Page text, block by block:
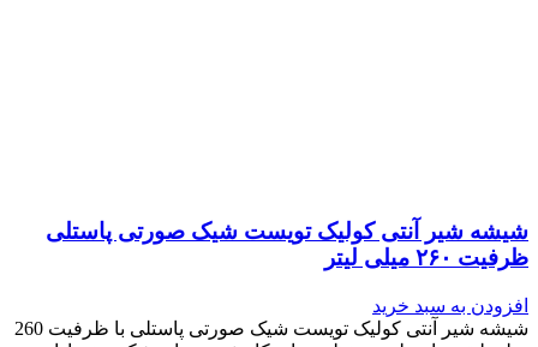
شیشه شیر آنتی کولیک تویست شیک صورتی پاستلی
ظرفیت ۲۶۰ میلی لیتر
افزودن به سبد خرید
شیشه شیر آنتی کولیک تویست شیک صورتی پاستلی با ظرفیت 260